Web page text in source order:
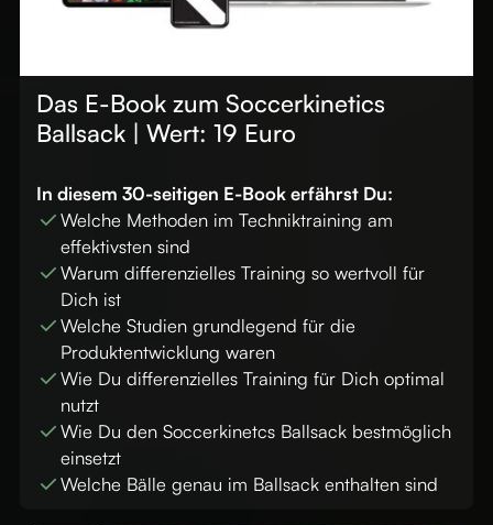
Das E-Book zum Soccerkinetics
Ballsack | Wert: 19 Euro
In diesem 30-seitigen E-Book erfährst Du:
Welche Methoden im Techniktraining am
effektivsten sind
Warum differenzielles Training so wertvoll für
Dich ist
Welche Studien grundlegend für die
Produktentwicklung waren
Wie Du differenzielles Training für Dich optimal
nutzt
Wie Du den Soccerkinetcs Ballsack bestmöglich
einsetzt
Welche Bälle genau im Ballsack enthalten sind